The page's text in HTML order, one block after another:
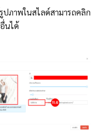
ปภาพในสไลด์สามารถคลิก
นได้